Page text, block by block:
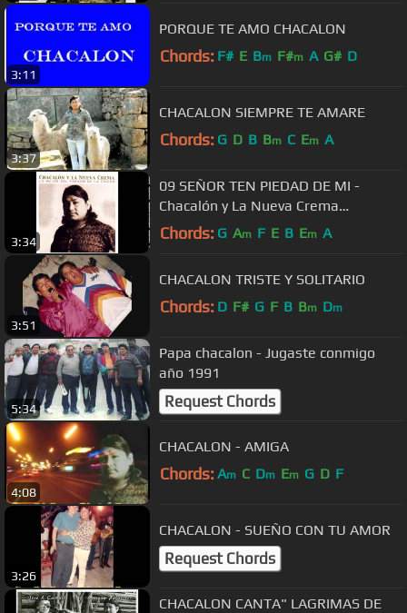
3:11
PORQUE TE AMO CHACALON
Chords: F# E Bm F#m A G# D
3:37
CHACALON SIEMPRE TE AMARE
Chords: G D B Bm C Em A
3:34
09 SEÑOR TEN PIEDAD DE MI -
Chacalón y La Nueva Crema
(Autor/Comp: Augusto Loyola Castro)
Chords: G Am F E B Em A
3:51
CHACALON TRISTE Y SOLITARIO
Chords: D F# G F B Bm Dm
5:34
Papa chacalon - Jugaste conmigo
año 1991
Request Chords
4:08
CHACALON - AMIGA
Chords: Am C Dm Em G D F
3:26
CHACALON - SUEÑO CON TU AMOR
Request Chords
CHACALON CANTA" LAGRIMAS DE